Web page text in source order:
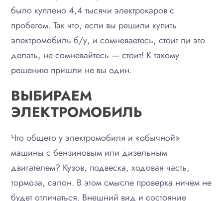
было куплено 4,4 тысячи электрокаров с
пробегом. Так что, если вы решили купить
электромобиль б/у, и сомневаетесь, стоит ли это
делать, не сомневайтесь — стоит! К такому
решению пришли не вы один.
ВЫБИРАЕМ
ЭЛЕКТРОМОБИЛЬ
Что общего у электромобиля и «обычной»
машины с бензиновым или дизельным
двигателем? Кузов, подвеска, ходовая часть,
тормоза, салон. В этом смысле проверка ничем не
будет отличаться. Внешний вид и состояние